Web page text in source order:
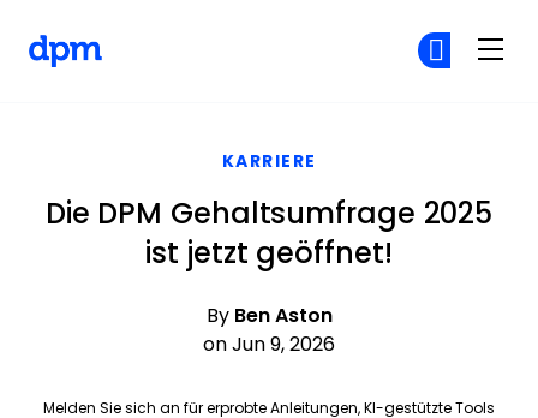
KARRIERE
Die DPM Gehaltsumfrage 2025
ist jetzt geöffnet!
By Ben Aston
on Jun 9, 2026
Melden Sie sich an für erprobte Anleitungen, KI-gestützte Tools